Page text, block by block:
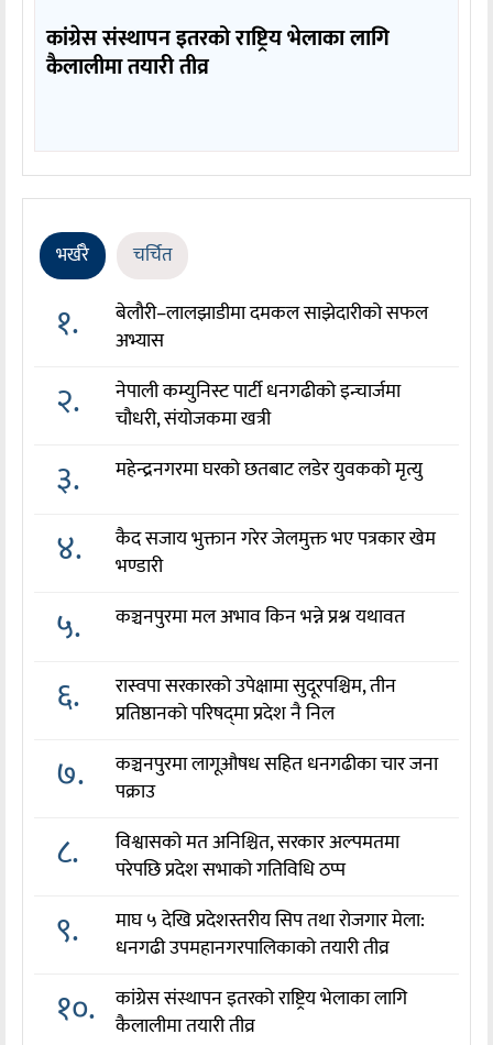
कांग्रेस संस्थापन इतरको राष्ट्रिय भेलाका लागि
कैलालीमा तयारी तीव्र
भर्खरै चर्चित
१.
बेलौरी–लालझाडीमा दमकल साझेदारीको सफल
अभ्यास
२.
नेपाली कम्युनिस्ट पार्टी धनगढीको इन्चार्जमा
चौधरी, संयोजकमा खत्री
३. महेन्द्रनगरमा घरको छतबाट लडेर युवकको मृत्यु
४.
कैद सजाय भुक्तान गरेर जेलमुक्त भए पत्रकार खेम
भण्डारी
५. कञ्चनपुरमा मल अभाव किन भन्ने प्रश्न यथावत
६.
रास्वपा सरकारको उपेक्षामा सुदूरपश्चिम, तीन
प्रतिष्ठानको परिषद्‌मा प्रदेश नै निल
७.
कञ्चनपुरमा लागूऔषध सहित धनगढीका चार जना
पक्राउ
८.
विश्वासको मत अनिश्चित, सरकार अल्पमतमा
परेपछि प्रदेश सभाको गतिविधि ठप्प
९.
माघ ५ देखि प्रदेशस्तरीय सिप तथा रोजगार मेला:
धनगढी उपमहानगरपालिकाको तयारी तीव्र
१०.
कांग्रेस संस्थापन इतरको राष्ट्रिय भेलाका लागि
कैलालीमा तयारी तीव्र